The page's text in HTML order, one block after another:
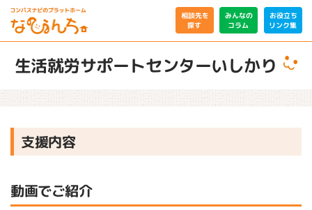
相談先を
探す
みんなの
コラム
お役立ち
リンク集
生活就労サポートセンターいしかり
支援内容
動画でご紹介